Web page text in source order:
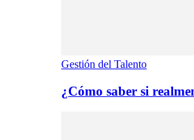
Gestión del Talento
¿Cómo saber si